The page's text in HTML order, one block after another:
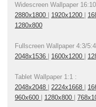
Widescreen Wallpaper
2880x1800 | 1920x1200 |
1280x800
Fullscreen Wallpaper 4:3/
2048x1536 | 1600x1200 |
Tablet Wallpaper 1:1 :
2048x2048 | 2224x1668 |
960x600 | 1280x800 |